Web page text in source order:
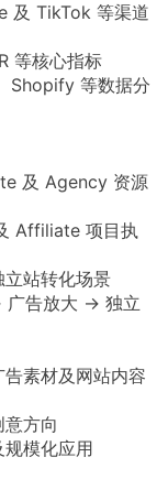
及 TikTok 等渠道
等核心指标
Shopify 等数据分
及 Agency 资源
Affiliate 项目执
站转化场景
广告放大 → 独立
素材及网站内容
方向
模化应用